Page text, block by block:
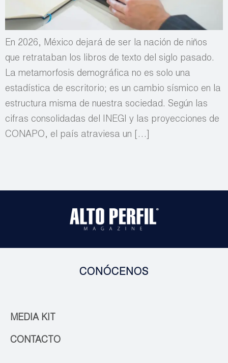
En 2026, México dejará de ser la nación de niños
que retrataban los libros de texto del siglo pasado.
La metamorfosis demográfica no es solo una
estadística de escritorio; es un cambio sísmico en la
estructura misma de nuestra sociedad. Según las
cifras consolidadas del INEGI y las proyecciones de
CONAPO, el país atraviesa un […]
CONÓCENOS
MEDIA KIT
CONTACTO